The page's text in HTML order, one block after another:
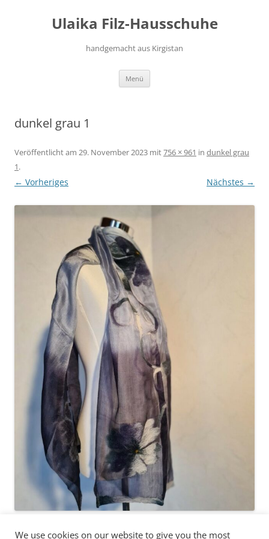
Ulaika Filz-Hausschuhe
handgemacht aus Kirgistan
Menü
dunkel grau 1
Veröffentlicht am 29. November 2023 mit756 × 961 in dunkel grau
1.
← Vorheriges Nächstes →
We use cookies on our website to give you the most